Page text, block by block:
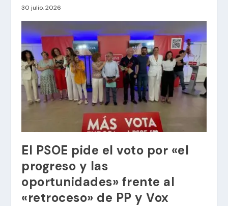
30 julio, 2026
El PSOE pide el voto por «el
progreso y las
oportunidades» frente al
«retroceso» de PP y Vox